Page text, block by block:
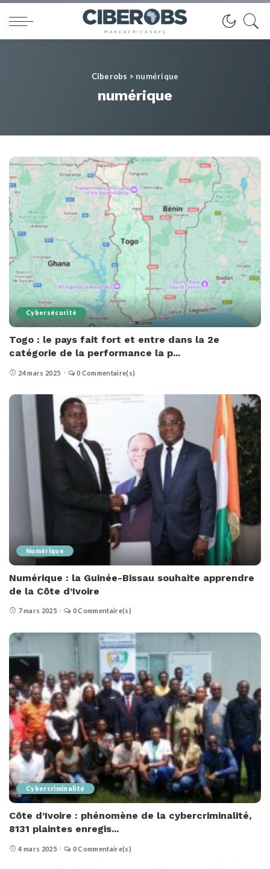
Ciberobs > numérique
numérique
Cybersécurité
Togo : le pays fait fort et entre dans la 2e
catégorie de la performance la p...
24 mars 2025 0 Commentaire(s)
Numérique
Numérique : la Guinée-Bissau souhaite apprendre
de la Côte d’Ivoire
7 mars 2025 0 Commentaire(s)
Cybercriminalité
Côte d’Ivoire : phénomène de la cybercriminalité,
8131 plaintes enregis...
4 mars 2025 0 Commentaire(s)